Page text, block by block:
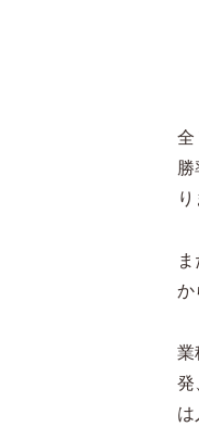
全
勝
り
か
業
発
は